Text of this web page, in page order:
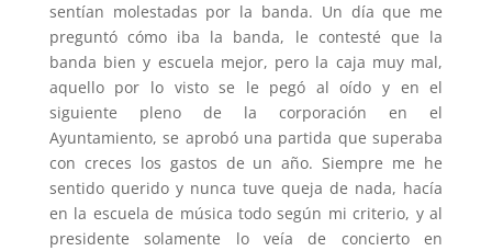
sentían molestadas por la banda. Un día que me
preguntó cómo iba la banda, le contesté que la
banda bien y escuela mejor, pero la caja muy mal,
aquello por lo visto se le pegó al oído y en el
siguiente pleno de la corporación en el
Ayuntamiento, se aprobó una partida que superaba
con creces los gastos de un año. Siempre me he
sentido querido y nunca tuve queja de nada, hacía
en la escuela de música todo según mi criterio, y al
presidente solamente lo veía de concierto en